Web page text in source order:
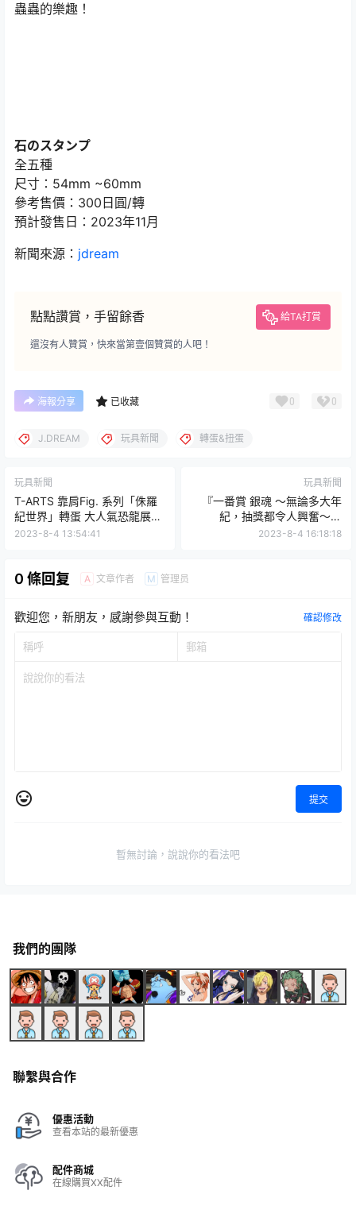
蟲蟲的樂趣！
石のスタンプ
全五種
尺寸：54mm ~60mm
參考售價：300日圓/轉
預計發售日：2023年11月
新聞來源： jdream
點點讚賞，手留餘香 給TA打賞
還沒有人贊賞，快來當第壹個贊賞的人吧！
海報分享 已收藏 0 0
J.DREAM 玩具新聞 轉蛋&扭蛋
玩具新聞
T-ARTS 靠肩Fig. 系列「侏羅
紀世界」轉蛋 大人氣恐龍展現
萌萌睡姿！
2023-8-4 13:54:41
玩具新聞
『一番賞 銀魂 ～無論多大年
紀，抽獎都令人興奮～』
LAYER SCAPE系列阿銀 12 月
2023-8-4 16:18:18
0 條回复 A 文章作者 M 管理员
歡迎您，新朋友，感謝參與互動！ 確認修改
提交
暫無討論，說說你的看法吧
我們的團隊
聯繫與合作
優惠活動
查看本站的最新優惠
配件商城
在線購買XX配件